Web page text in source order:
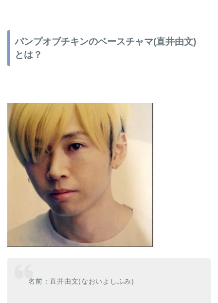
バンプオブチキンのベースチャマ(直井由文)
とは？
名前：直井由文(なおいよしふみ)